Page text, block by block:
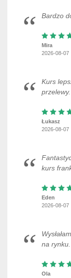
Bardzo
Mira
2026-08-07
Kurs
przelewy.
Łukasz
2026-08-07
kurs
Eden
2026-08-07
na rynku.
Ola